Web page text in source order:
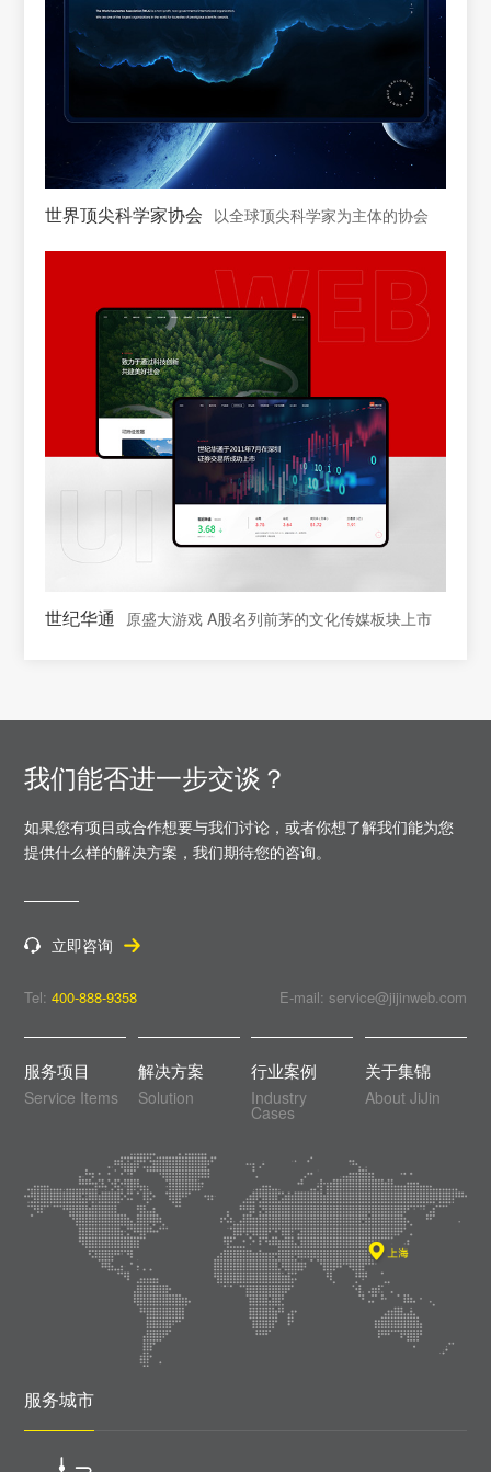
世界顶尖科学家协会 以全球顶尖科学家为主体的协会
世纪华通 原盛大游戏 A股名列前茅的文化传媒板块上市
我们能否进一步交谈？
如果您有项目或合作想要与我们讨论，或者你想了解我们能为您
提供什么样的解决方案，我们期待您的咨询。
立即咨询
Tel:400-888-9358 E-mail: service@jijinweb.com
服务项目
Service Items
解决方案
Solution
行业案例
Industry
Cases
关于集锦
About JiJin
服务城市